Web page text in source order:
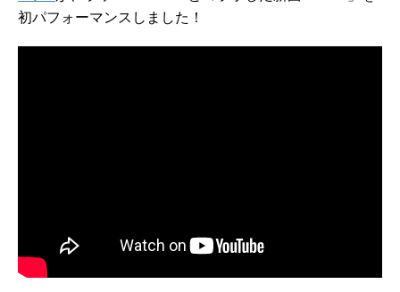
初パフォーマンスしました！